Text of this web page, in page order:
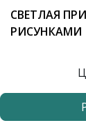
СВЕТЛАЯ
РИСУНКАМИ